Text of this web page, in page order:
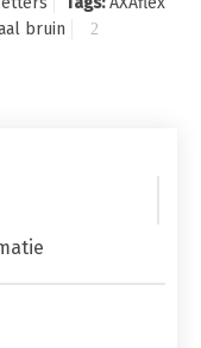
bruin